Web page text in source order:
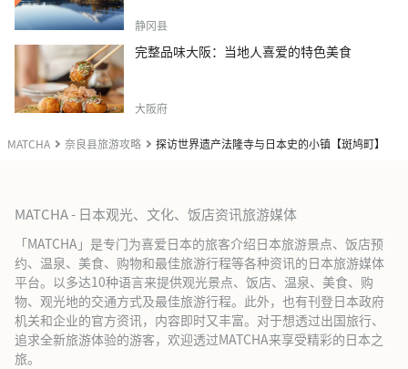
MATCHA 奈良县旅游攻略 探访世界遗产法隆寺与日本史的小镇【斑鸠町】
静冈县
完整品味大阪：当地人喜爱的特色美食
大阪府
MATCHA - 日本观光、文化、饭店资讯旅游媒体
「MATCHA」是专门为喜爱日本的旅客介绍日本旅游景点、饭店预
约、温泉、美食、购物和最佳旅游行程等各种资讯的日本旅游媒体
平台。以多达10种语言来提供观光景点、饭店、温泉、美食、购
物、观光地的交通方式及最佳旅游行程。此外，也有刊登日本政府
机关和企业的官方资讯，内容即时又丰富。对于想透过出国旅行、
追求全新旅游体验的游客，欢迎透过MATCHA来享受精彩的日本之
旅。